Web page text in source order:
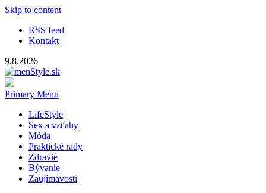
Skip to content
RSS feed
Kontakt
9.8.2026
menStyle.sk
Magazín pre mužov
Primary Menu
LifeStyle
Sex a vzťahy
Móda
Praktické rady
Zdravie
Bývanie
Zaujímavosti